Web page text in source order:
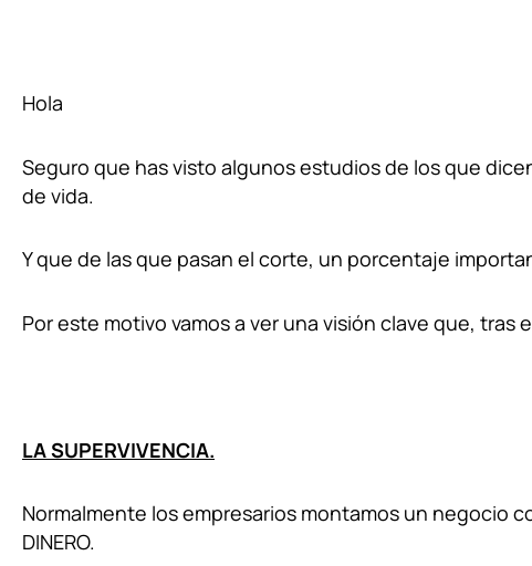
Hola
Seguro que has visto algunos estudios de los que
de vida.
Y que de las que pasan el corte, un porcentaje
Por este motivo vamos a ver una visión clave que,
LA SUPERVIVENCIA.
Normalmente los empresarios montamos un negocio
DINERO.